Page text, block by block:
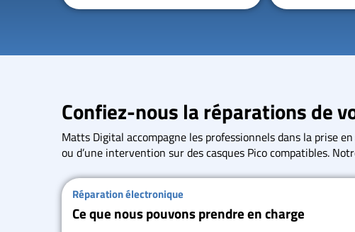
Confiez-nous la réparations de
Matts Digital accompagne les professionnels dans la prise
ou d’une intervention sur des casques Pico compatibles.
Réparation électronique
Ce que nous pouvons prendre en charge